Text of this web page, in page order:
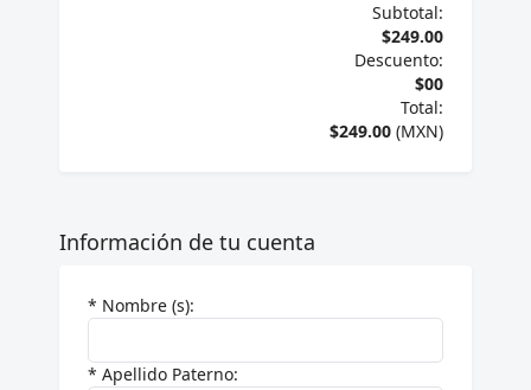
Subtotal:
$249.00
Descuento:
$00
Total:
$249.00 (MXN)
Información de tu cuenta
* Nombre (s):
* Apellido Paterno: